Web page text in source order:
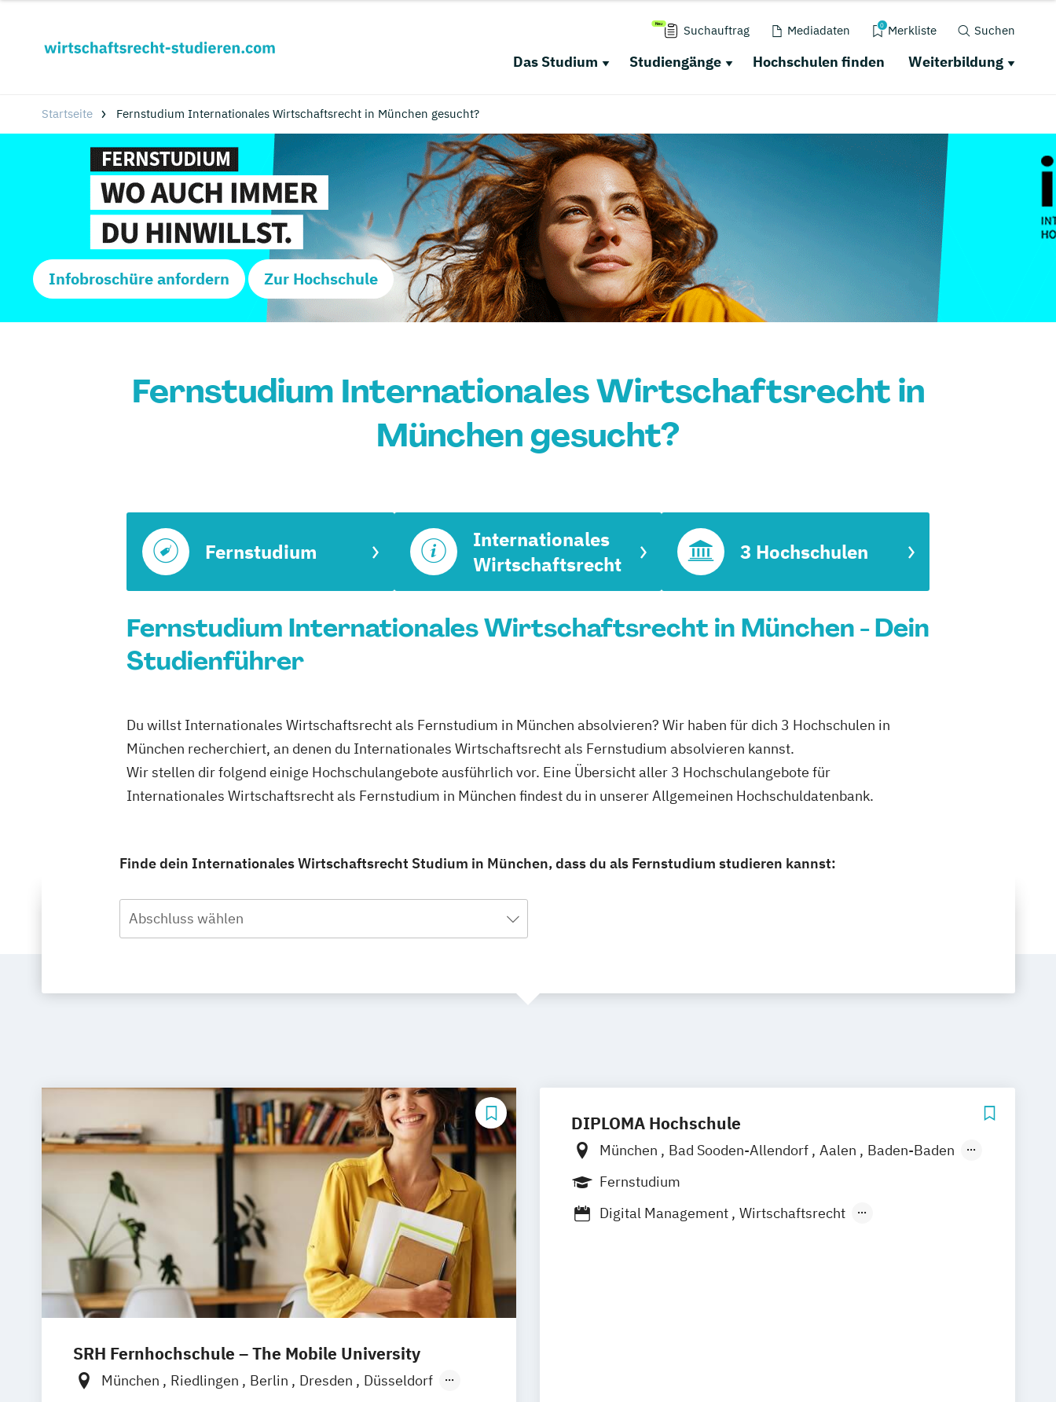
Suchauftrag Mediadaten 0 Merkliste Suchen
Das Studium Studiengänge Hochschulen finden Weiterbildung
Startseite Fernstudium Internationales Wirtschaftsrecht in München gesucht?
Infobroschüre anfordern Zur Hochschule
Fernstudium Internationales Wirtschaftsrecht in
München gesucht?
Fernstudium
Internationales
Wirtschaftsrecht
3 Hochschulen
Fernstudium Internationales Wirtschaftsrecht in München - Dein
Studienführer
Du willst Internationales Wirtschaftsrecht als Fernstudium in München absolvieren? Wir haben für dich 3 Hochschulen in
München recherchiert, an denen du Internationales Wirtschaftsrecht als Fernstudium absolvieren kannst.
Wir stellen dir folgend einige Hochschulangebote ausführlich vor. Eine Übersicht aller 3 Hochschulangebote für
Internationales Wirtschaftsrecht als Fernstudium in München findest du in unserer Allgemeinen Hochschuldatenbank.
Finde dein Internationales Wirtschaftsrecht Studium in München, dass du als Fernstudium studieren kannst:
Abschluss wählen
SRH Fernhochschule – The Mobile University
München Riedlingen Berlin Dresden
Düsseldorf
DIPLOMA Hochschule
München Bad Sooden-Allendorf Aalen
Baden-Baden
Berlin
Bonn
Kaiserslautern Wiesbaden Regenstauf
Fernstudium
Digital Management
Wirtschaftsrecht